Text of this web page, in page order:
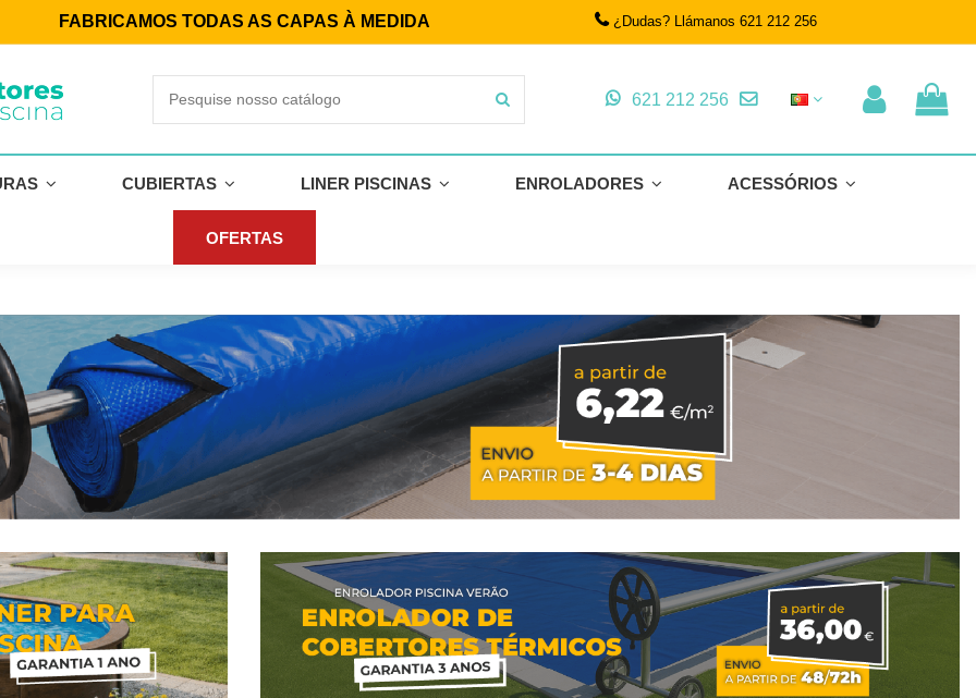
FABRICAMOS TODAS AS CAPAS À MEDIDA ¿Dudas? Llámanos 621 212 256
621 212 256
CUBIERTAS LINER PISCINAS ENROLADORES ACESSÓRIOS
OFERTAS